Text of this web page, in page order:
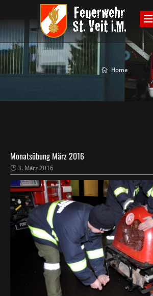
Home
Monatsübung März 2016
3. März 2016